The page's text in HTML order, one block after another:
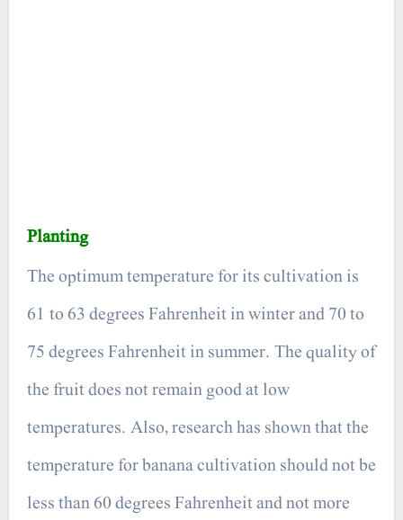
Planting
The optimum temperature for its cultivation is
61 to 63 degrees Fahrenheit in winter and 70 to
75 degrees Fahrenheit in summer. The quality of
the fruit does not remain good at low
temperatures. Also, research has shown that the
temperature for banana cultivation should not be
less than 60 degrees Fahrenheit and not more